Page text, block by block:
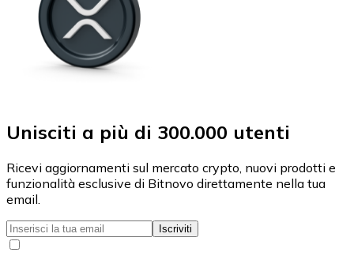
Unisciti a più di 300.000 utenti
Ricevi aggiornamenti sul mercato crypto, nuovi prodotti e
funzionalità esclusive di Bitnovo direttamente nella tua
email.
Iscriviti